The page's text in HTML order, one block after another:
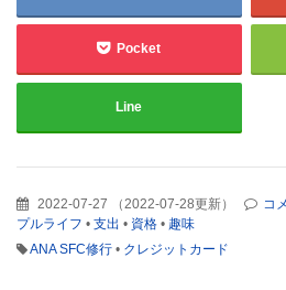
Pocket
Line
2022-07-27 （2022-07-28更新） コ
プルライフ • 支出 • 資格 • 趣味
ANA SFC修行 • クレジットカード